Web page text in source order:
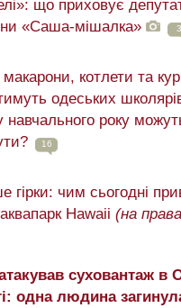
що приховує
«Саша-мішалка»
3
котлети та
одеських
навчального року
16
гірки: чим сьогодні
Hawaii (на
суховантаж в
одна людина